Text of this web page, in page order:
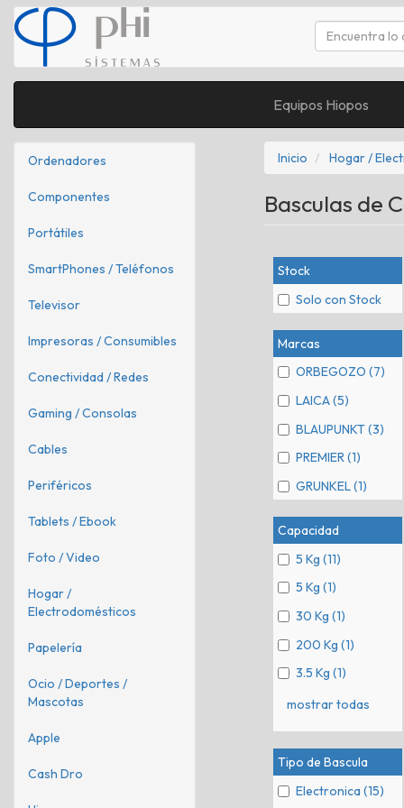
Equipos Hiopos
Ordenadores
Componentes
Portátiles
SmartPhones / Teléfonos
Televisor
Impresoras / Consumibles
Conectividad / Redes
Gaming / Consolas
Cables
Periféricos
Tablets / Ebook
Foto / Video
Hogar /
Electrodomésticos
Papelería
Ocio / Deportes /
Mascotas
Apple
Cash Dro
Inicio Hogar /
Basculas de
Stock
Solo con Stock
Marcas
ORBEGOZO (7)
LAICA (5)
BLAUPUNKT (3)
PREMIER (1)
GRUNKEL (1)
Capacidad
5 Kg (11)
5 Kg (1)
30 Kg (1)
200 Kg (1)
3.5 Kg (1)
mostrar todas
Tipo de Bascula
Electronica (15)